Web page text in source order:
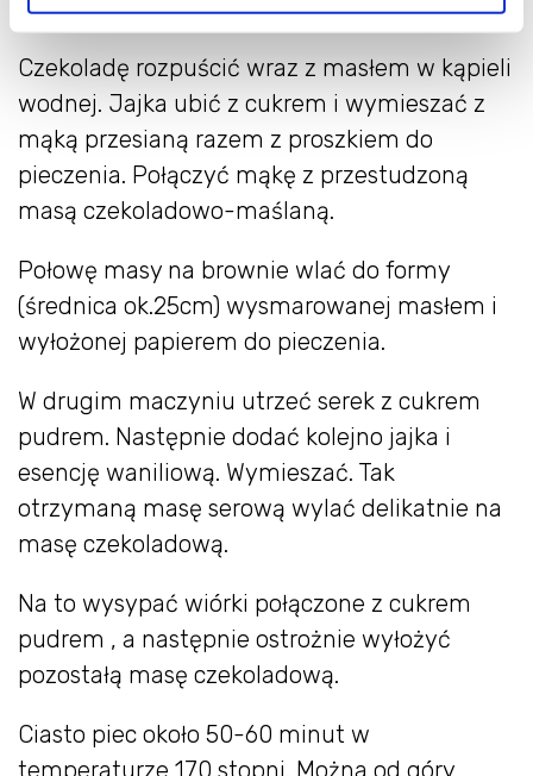
Wykonanie:
Czekoladę rozpuścić wraz z masłem w kąpieli
wodnej. Jajka ubić z cukrem i wymieszać z
mąką przesianą razem z proszkiem do
pieczenia. Połączyć mąkę z przestudzoną
masą czekoladowo-maślaną.
Połowę masy na brownie wlać do formy
(średnica ok.25cm) wysmarowanej masłem i
wyłożonej papierem do pieczenia.
W drugim maczyniu utrzeć serek z cukrem
pudrem. Następnie dodać kolejno jajka i
esencję waniliową. Wymieszać. Tak
otrzymaną masę serową wylać delikatnie na
masę czekoladową.
Na to wysypać wiórki połączone z cukrem
pudrem , a następnie ostrożnie wyłożyć
pozostałą masę czekoladową.
Ciasto piec około 50-60 minut w